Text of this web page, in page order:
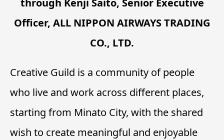
Officer, ALL NIPPON AIRWAYS TRADING
CO., LTD.
Creative Guild is a community of people
who live and work across different places,
starting from Minato City, with the shared
wish to create meaningful and enjoyable